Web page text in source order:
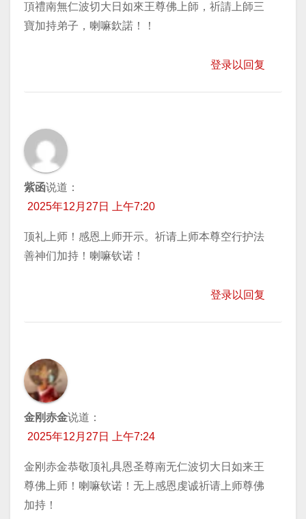
頂禮南無仁波切大日如來王尊佛上師，祈請上師三
寶加持弟子，喇嘛欽諾！！
登录以回复
紫函说道：
2025年12月27日 上午7:20
顶礼上师！感恩上师开示。祈请上师本尊空行护法
善神们加持！喇嘛钦诺！
登录以回复
金刚赤金说道：
2025年12月27日 上午7:24
金刚赤金恭敬顶礼具恩圣尊南无仁波切大日如来王
尊佛上师！喇嘛钦诺！无上感恩虔诚祈请上师尊佛
加持！